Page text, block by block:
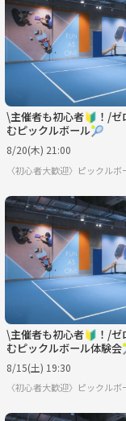
水
9/2
\主催者も初心者🔰！/ゼ
むピックルボール🎾
8/20(木) 21:00
〈初心者大歓迎〉ピックル
\主催者も初心者🔰！/ゼ
むピックルボール体験
8/15(土) 19:30
〈初心者大歓迎〉ピックル